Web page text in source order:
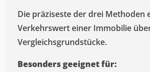
Die präziseste der drei Methoden
Verkehrswert einer Immobilie
Vergleichsgrundstücke.
Besonders geeignet für: